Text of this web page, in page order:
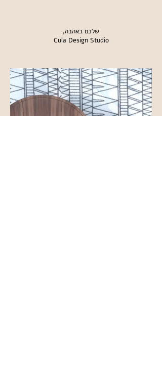
,שלכם באהבה
Cula Design Studio